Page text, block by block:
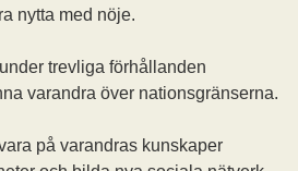
nytta med nöje.
trevliga förhållanden
varandra över nationsgränserna.
på varandras kunskaper